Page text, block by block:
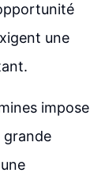
une
impose
grande